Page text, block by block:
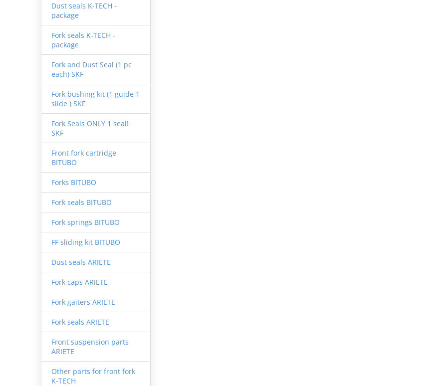
Dust seals K-TECH -
package
Fork seals K-TECH -
package
Fork and Dust Seal (1 pc
each) SKF
Fork bushing kit (1 guide 1
slide ) SKF
Fork Seals ONLY 1 seal!
SKF
Front fork cartridge
BITUBO
Forks BITUBO
Fork seals BITUBO
Fork springs BITUBO
FF sliding kit BITUBO
Dust seals ARIETE
Fork caps ARIETE
Fork gaiters ARIETE
Fork seals ARIETE
Front suspension parts
ARIETE
Other parts for front fork
K-TECH